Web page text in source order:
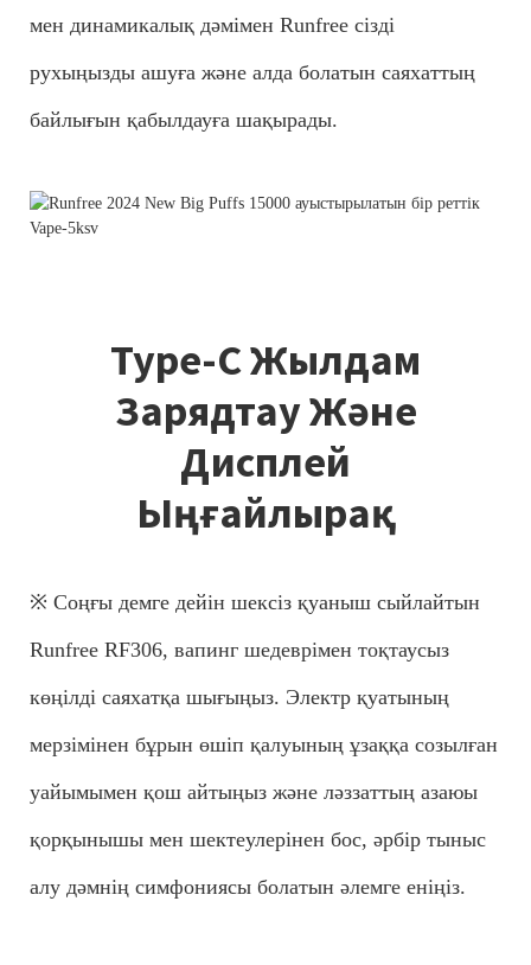
мен динамикалық дәмімен Runfree сізді
рухыңызды ашуға және алда болатын саяхаттың
байлығын қабылдауға шақырады.
Type-C Жылдам
Зарядтау Және
Дисплей
Ыңғайлырақ
※ Соңғы демге дейін шексіз қуаныш сыйлайтын
Runfree RF306, вапинг шедеврімен тоқтаусыз
көңілді саяхатқа шығыңыз. Электр қуатының
мерзімінен бұрын өшіп қалуының ұзаққа созылған
уайымымен қош айтыңыз және ләззаттың азаюы
қорқынышы мен шектеулерінен бос, әрбір тыныс
алу дәмнің симфониясы болатын әлемге еніңіз.